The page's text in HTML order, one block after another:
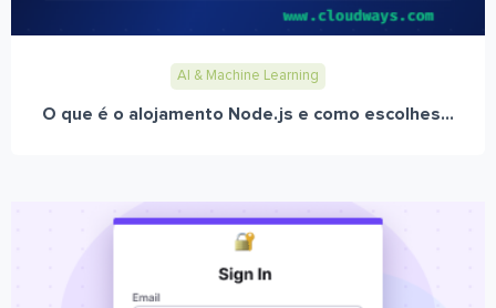
AI & Machine Learning
O que é o alojamento Node.js e como escolhes...